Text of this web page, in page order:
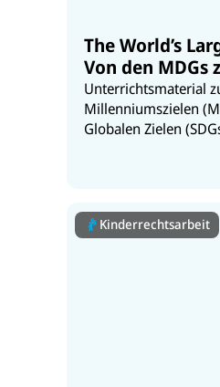
The World’s
Von den MDGs
Globalen Zielen
Unterrichtsmaterial
Millenniumszielen
Globalen Zielen
Kinderrechtsarbeit